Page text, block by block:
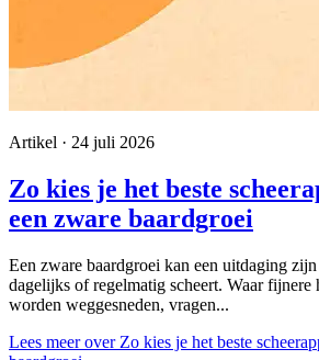
Artikel · 24 juli 2026
Zo kies je het beste
een zware baardgroei
Een zware baardgroei kan een uitdaging
dagelijks of regelmatig scheert. Waar fijnere
worden weggesneden, vragen...
Lees meerover Zo kies je het beste